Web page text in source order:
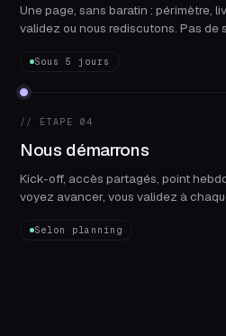
Une page, sans baratin : périmètre,
validez ou nous rediscutons. Pas de
Sous 5 jours
// ÉTAPE 04
Nous démarrons
Kick-off, accès partagés, point
voyez avancer, vous validez à
Selon planning